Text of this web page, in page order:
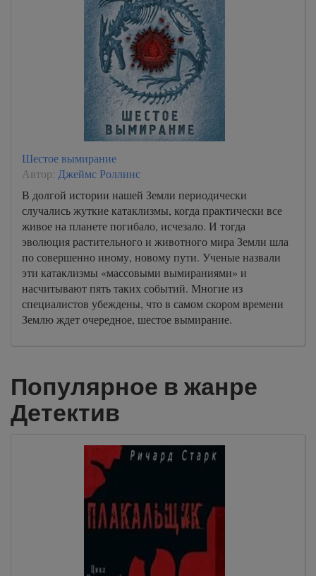
Шестое вымирание
Автор: Джеймс Роллинс
В долгой истории нашей Земли периодически
случались жуткие катаклизмы, когда практически все
живое на планете погибало, исчезало. И тогда
эволюция растительного и животного мира Земли шла
по совершенно иному, новому пути. Ученые назвали
эти катаклизмы «массовыми вымираниями» и
насчитывают пять таких событий. Многие из
специалистов убеждены, что в самом скором времени
Землю ждет очередное, шестое вымирание.
Популярное в жанре
Детектив